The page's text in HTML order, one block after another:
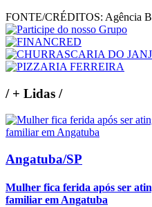
FONTE/CRÉDITOS: Agência
/+ Lidas /
Angatuba/SP
Mulher fica ferida após ser
familiar em Angatuba